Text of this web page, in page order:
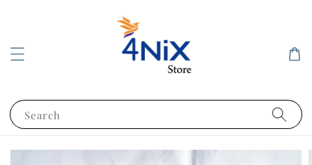
Search